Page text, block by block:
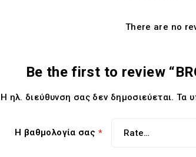
There are no
Be the first to review
Η ηλ. διεύθυνση σας δεν δημοσιεύεται. Τα
Η βαθμολογία σας *